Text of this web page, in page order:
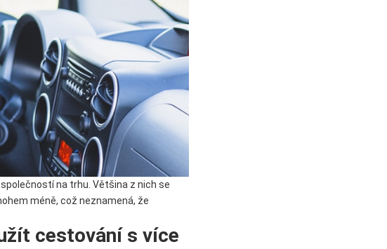
na trhu. Většina z nich se
méně, což neznamená, že
cestování s více